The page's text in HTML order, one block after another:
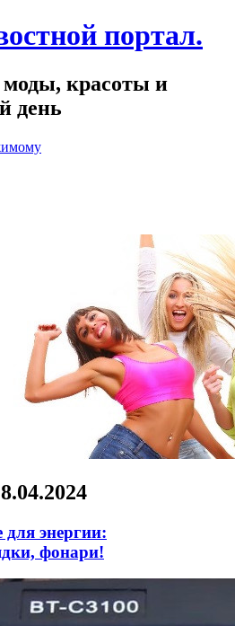
портал.
красоты и
день
для энергии:
фонари!